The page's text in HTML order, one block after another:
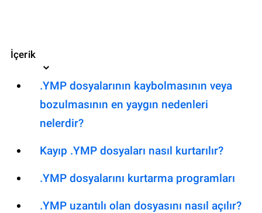
İçerik
.YMP dosyalarının kaybolmasının veya
bozulmasının en yaygın nedenleri
nelerdir?
Kayıp .YMP dosyaları nasıl kurtarılır?
.YMP dosyalarını kurtarma programları
.YMP uzantılı olan dosyasını nasıl açılır?